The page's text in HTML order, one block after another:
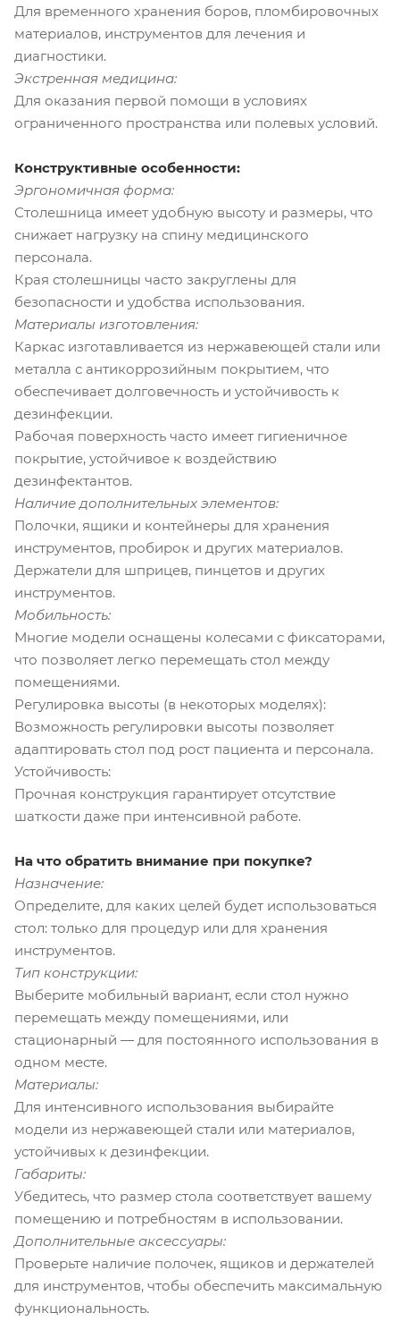
Для временного хранения боров, пломбировочных
материалов, инструментов для лечения и
диагностики.
Экстренная медицина:
Для оказания первой помощи в условиях
ограниченного пространства или полевых условий.
Конструктивные особенности:
Эргономичная форма:
Столешница имеет удобную высоту и размеры, что
снижает нагрузку на спину медицинского
персонала.
Края столешницы часто закруглены для
безопасности и удобства использования.
Материалы изготовления:
Каркас изготавливается из нержавеющей стали или
металла с антикоррозийным покрытием, что
обеспечивает долговечность и устойчивость к
дезинфекции.
Рабочая поверхность часто имеет гигиеничное
покрытие, устойчивое к воздействию
дезинфектантов.
Наличие дополнительных элементов:
Полочки, ящики и контейнеры для хранения
инструментов, пробирок и других материалов.
Держатели для шприцев, пинцетов и других
инструментов.
Мобильность:
Многие модели оснащены колесами с фиксаторами,
что позволяет легко перемещать стол между
помещениями.
Регулировка высоты (в некоторых моделях):
Возможность регулировки высоты позволяет
адаптировать стол под рост пациента и персонала.
Устойчивость:
Прочная конструкция гарантирует отсутствие
шаткости даже при интенсивной работе.
На что обратить внимание при покупке?
Назначение:
Определите, для каких целей будет использоваться
стол: только для процедур или для хранения
инструментов.
Тип конструкции:
Выберите мобильный вариант, если стол нужно
перемещать между помещениями, или
стационарный — для постоянного использования в
одном месте.
Материалы:
Для интенсивного использования выбирайте
модели из нержавеющей стали или материалов,
устойчивых к дезинфекции.
Габариты:
Убедитесь, что размер стола соответствует вашему
помещению и потребностям в использовании.
Дополнительные аксессуары:
Проверьте наличие полочек, ящиков и держателей
для инструментов, чтобы обеспечить максимальную
функциональность.